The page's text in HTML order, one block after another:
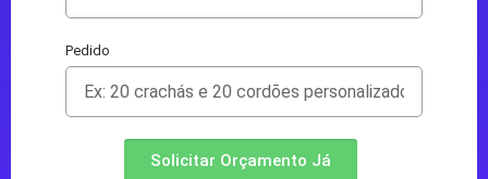
Pedido
Solicitar Orçamento Já